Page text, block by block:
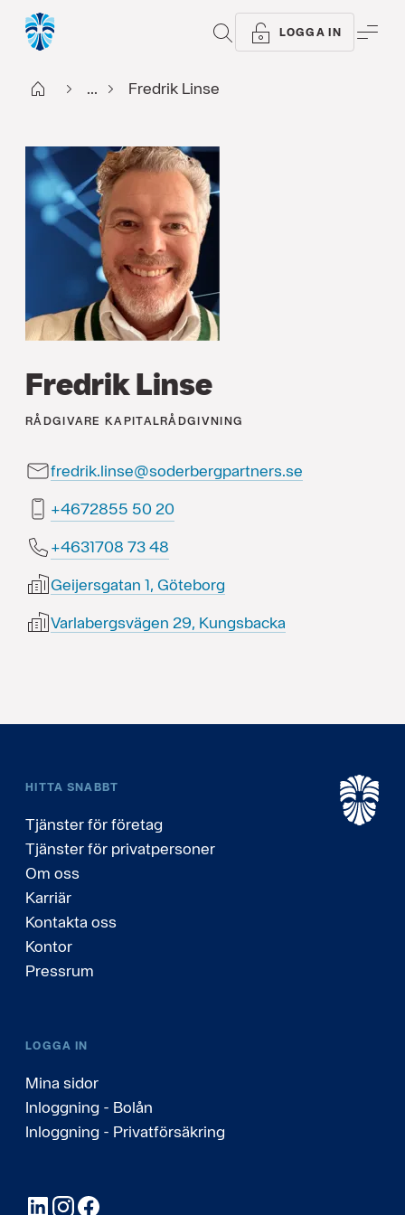
SÖK LOGGA IN
Start ... Fredrik Linse
Fredrik Linse
RÅDGIVARE KAPITALRÅDGIVNING
fredrik.linse@soderbergpartners.se
02 05 5582764+
84 37 8071364+
Geijersgatan 1, Göteborg
Varlabergsvägen 29, Kungsbacka
HITTA SNABBT
Tjänster för företag
Tjänster för privatpersoner
Om oss
Karriär
Kontakta oss
Kontor
Pressrum
LOGGA IN
Mina sidor
Inloggning - Bolån
Inloggning - Privatförsäkring
LinkedInInstagram